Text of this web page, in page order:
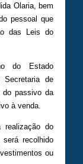
Olaria, bem
pessoal que
das Leis do
do Estado
Secretaria de
do passivo da
à venda.
do
recolhido
ou